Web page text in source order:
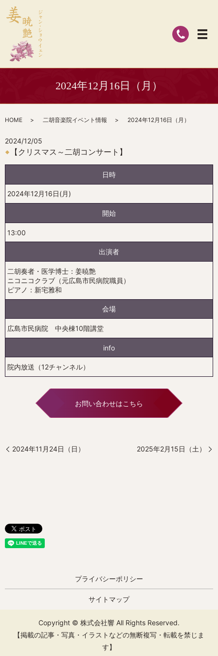
2024年12月16日（月）
HOME 二胡音楽院イベント情報 2024年12月16日（月）
2024/12/05
【クリスマス～二胡コンサート】
日時
2024年12月16日(月)
開始
13:00
出演者
二胡奏者・医学博士：姜暁艶
ニコニコクラブ（元広島市民病院職員）
ピアノ：新宅雅和
会場
広島市民病院 中央棟10階講堂
info
院内放送（12チャンネル）
お問い合わせはこちら
2024年11月24日（日） 2025年2月15日（土）
プライバシーポリシー
サイトマップ
Copyright © 株式会社響 All Rights Reserved.
【掲載の記事・写真・イラストなどの無断複写・転載を禁じま
す】